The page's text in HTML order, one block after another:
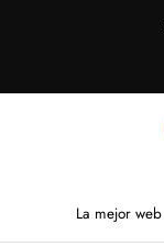
La mejor